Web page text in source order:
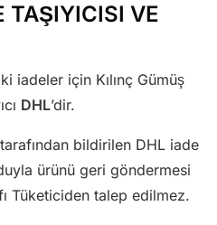
TAŞIYICISI VE
iadeler için Kılınç Gümüş
DHL’dir.
bildirilen DHL iade
ürünü geri göndermesi
Tüketiciden talep edilmez.